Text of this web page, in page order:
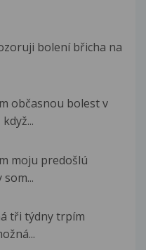
bolení břicha na
občasnou bolest v
moju predošlú
tři týdny trpím